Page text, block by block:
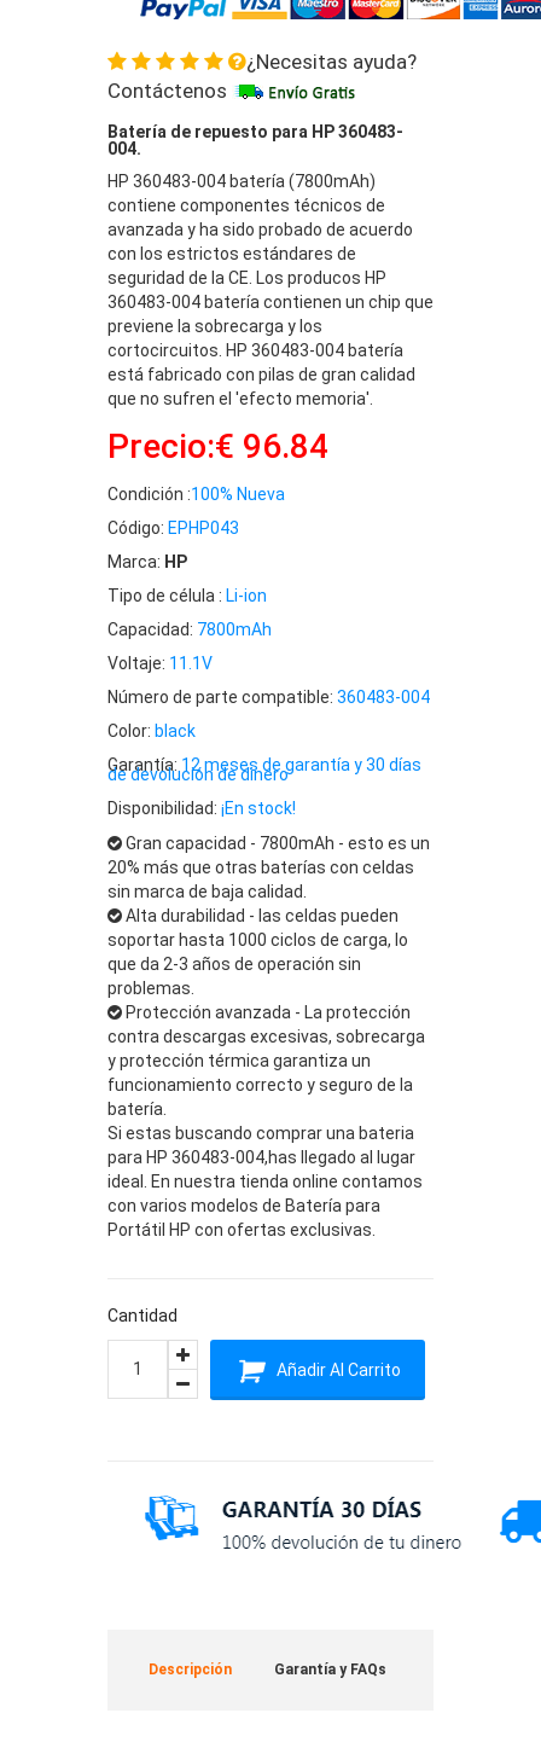
¿Necesitas ayuda?
Contáctenos
Batería de repuesto para HP 360483-
004.
HP 360483-004 batería (7800mAh)
contiene componentes técnicos de
avanzada y ha sido probado de acuerdo
con los estrictos estándares de
seguridad de la CE. Los producos HP
360483-004 batería contienen un chip que
previene la sobrecarga y los
cortocircuitos. HP 360483-004 batería
está fabricado con pilas de gran calidad
que no sufren el 'efecto memoria'.
Precio:€ 96.84
Condición :100% Nueva
Código: EPHP043
Marca: HP
Tipo de célula : Li-ion
Capacidad: 7800mAh
Voltaje: 11.1V
Número de parte compatible: 360483-004
Color: black
Garantía: 12 meses de garantía y 30 días
de devolución de dinero
Disponibilidad: ¡En stock!
Gran capacidad - 7800mAh - esto es un
20% más que otras baterías con celdas
sin marca de baja calidad.
Alta durabilidad - las celdas pueden
soportar hasta 1000 ciclos de carga, lo
que da 2-3 años de operación sin
problemas.
Protección avanzada - La protección
contra descargas excesivas, sobrecarga
y protección térmica garantiza un
funcionamiento correcto y seguro de la
batería.
Si estas buscando comprar una bateria
para HP 360483-004,has llegado al lugar
ideal. En nuestra tienda online contamos
con varios modelos de Batería para
Portátil HP con ofertas exclusivas.
Cantidad
Añadir Al Carrito
Descripción Garantía y FAQs